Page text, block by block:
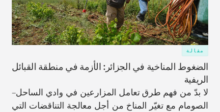
مقالة
الضغوط المناخية في الجزائر: الأزمة في منطقة القبائل
الريفية
لا بدّ من فهم طرق تعامل المزارعين في وادي الساحل–
الصومام مع تغيّر المناخ من أجل معالجة التناقضات التي